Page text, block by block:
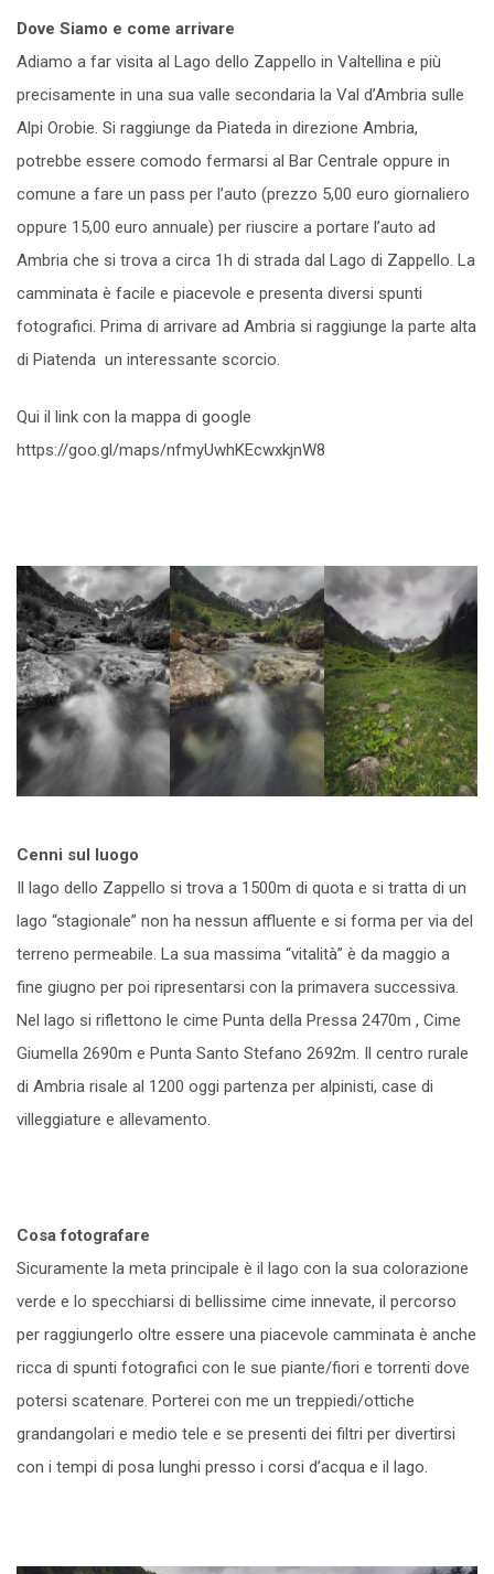
Dove Siamo e come arrivare
Adiamo a far visita al Lago dello Zappello in Valtellina e più
precisamente in una sua valle secondaria la Val d’Ambria sulle
Alpi Orobie. Si raggiunge da Piateda in direzione Ambria,
potrebbe essere comodo fermarsi al Bar Centrale oppure in
comune a fare un pass per l’auto (prezzo 5,00 euro giornaliero
oppure 15,00 euro annuale) per riuscire a portare l’auto ad
Ambria che si trova a circa 1h di strada dal Lago di Zappello. La
camminata è facile e piacevole e presenta diversi spunti
fotografici. Prima di arrivare ad Ambria si raggiunge la parte alta
di Piatenda un interessante scorcio.
Qui il link con la mappa di google
https://goo.gl/maps/nfmyUwhKEcwxkjnW8
Cenni sul luogo
Il lago dello Zappello si trova a 1500m di quota e si tratta di un
lago “stagionale” non ha nessun affluente e si forma per via del
terreno permeabile. La sua massima “vitalità” è da maggio a
fine giugno per poi ripresentarsi con la primavera successiva.
Nel lago si riflettono le cime Punta della Pressa 2470m , Cime
Giumella 2690m e Punta Santo Stefano 2692m. Il centro rurale
di Ambria risale al 1200 oggi partenza per alpinisti, case di
villeggiature e allevamento.
Cosa fotografare
Sicuramente la meta principale è il lago con la sua colorazione
verde e lo specchiarsi di bellissime cime innevate, il percorso
per raggiungerlo oltre essere una piacevole camminata è anche
ricca di spunti fotografici con le sue piante/fiori e torrenti dove
potersi scatenare. Porterei con me un treppiedi/ottiche
grandangolari e medio tele e se presenti dei filtri per divertirsi
con i tempi di posa lunghi presso i corsi d’acqua e il lago.